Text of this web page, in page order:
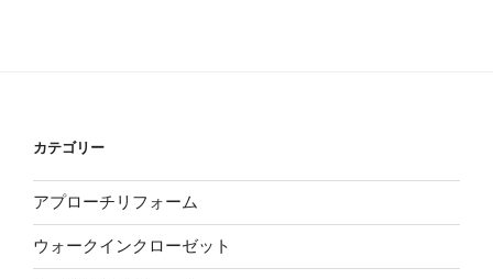
カテゴリー
アプローチリフォーム
ウォークインクローゼット